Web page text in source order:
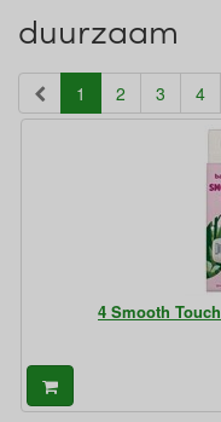
duurzaam
1 (current)
2 3 4
4 Smooth